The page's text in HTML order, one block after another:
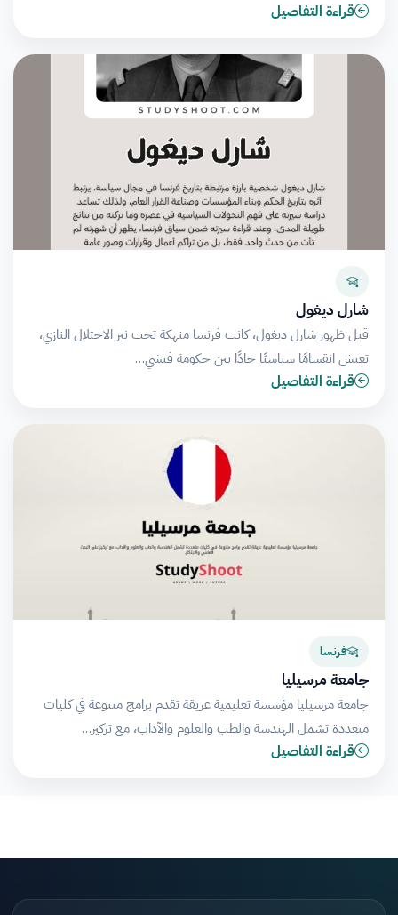
قراءة التفاصيل
شارل ديغول
قبل ظهور شارل ديغول، كانت فرنسا منهكة تحت نير الاحتلال النازي،
تعيش انقسامًا سياسيًا حادًا بين حكومة فيشي…
قراءة التفاصيل
فرنسا
جامعة مرسيليا
جامعة مرسيليا مؤسسة تعليمية عريقة تقدم برامج متنوعة في كليات
متعددة تشمل الهندسة والطب والعلوم والآداب، مع تركيز…
قراءة التفاصيل